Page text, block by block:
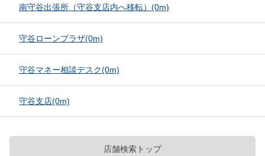
南守谷出張所（守谷支店内へ移転） (0m)
守谷ローンプラザ(0m)
守谷マネー相談デスク(0m)
守谷支店(0m)
店舗検索トップ